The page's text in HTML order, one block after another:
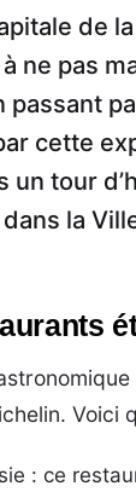
de
ne pas
passant
cette
un tour
la
Voici
: ce